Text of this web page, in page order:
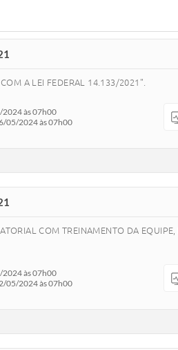
COM A LEI FEDERAL 14.133/2021".
às 07h00
05/2024 às 07h00
COM TREINAMENTO DA EQUIPE,
às 07h00
05/2024 às 07h00